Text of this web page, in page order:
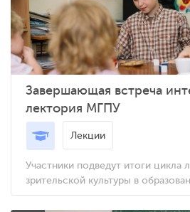
Завершающая встреча
лектория МГПУ
Лекции
Участники подведут итоги цикла
зрительской культуры в